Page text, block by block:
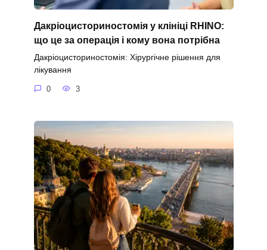
Дакріоцисториностомія у клініці RHINO:
що це за операція і кому вона потрібна
Дакріоцисториностомія: Хірургічне рішення для
лікування
0 3